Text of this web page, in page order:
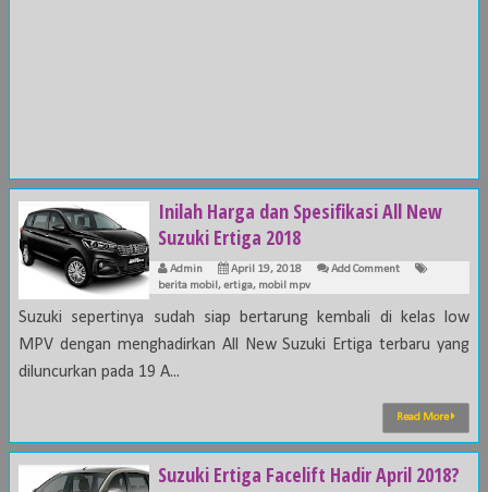
Inilah Harga dan Spesifikasi All New
Suzuki Ertiga 2018
Admin April 19, 2018
Add Comment
berita mobil ,ertiga, mobil mpv
Suzuki sepertinya sudah siap bertarung kembali di kelas low
MPV dengan menghadirkan All New Suzuki Ertiga terbaru yang
diluncurkan pada 19 A...
Read More
Suzuki Ertiga Facelift Hadir April 2018?